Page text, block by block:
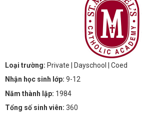
Loại trường: Private | Dayschool | Coed
Nhận học sinh lớp: 9-12
Năm thành lập: 1984
Tổng số sinh viên: 360